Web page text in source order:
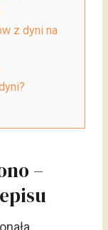
z dyni na
–